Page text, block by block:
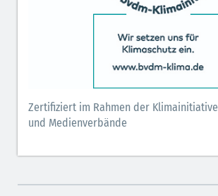
Zertifiziert im Rahmen der
und Medienverbände